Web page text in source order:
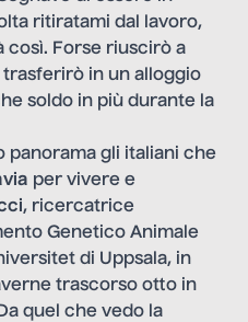
ritiratami dal lavoro,
così. Forse riuscirò a
trasferirò in un alloggio
soldo in più durante la
panorama gli italiani che
per vivere e
, ricercatrice
Genetico Animale
di Uppsala, in
trascorso otto in
quel che vedo la